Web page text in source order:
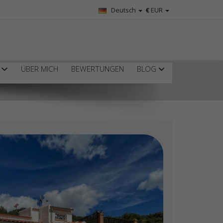
€ EUR
Deutsch
ÜBER MICH BEWERTUNGEN BLOG